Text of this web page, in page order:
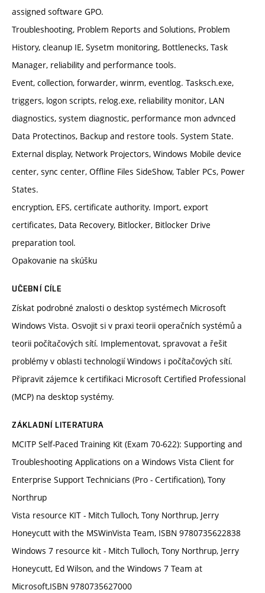
assigned software GPO.
Troubleshooting, Problem Reports and Solutions, Problem
History, cleanup IE, Sysetm monitoring, Bottlenecks, Task
Manager, reliability and performance tools.
Event, collection, forwarder, winrm, eventlog. Tasksch.exe,
triggers, logon scripts, relog.exe, reliability monitor, LAN
diagnostics, system diagnostic, performance mon advnced
Data Protectinos, Backup and restore tools. System State.
External display, Network Projectors, Windows Mobile device
center, sync center, Offline Files SideShow, Tabler PCs, Power
States.
encryption, EFS, certificate authority. Import, export
certificates, Data Recovery, Bitlocker, Bitlocker Drive
preparation tool.
Opakovanie na skúšku
UČEBNÍ CÍLE
Získat podrobné znalosti o desktop systémech Microsoft
Windows Vista. Osvojit si v praxi teorii operačních systémů a
teorii počítačových sítí. Implementovat, spravovat a řešit
problémy v oblasti technologií Windows i počítačových sítí.
Připravit zájemce k certifikaci Microsoft Certified Professional
(MCP) na desktop systémy.
ZÁKLADNÍ LITERATURA
MCITP Self-Paced Training Kit (Exam 70-622): Supporting and
Troubleshooting Applications on a Windows Vista Client for
Enterprise Support Technicians (Pro - Certification), Tony
Northrup
Vista resource KIT - Mitch Tulloch, Tony Northrup, Jerry
Honeycutt with the MSWinVista Team, ISBN 9780735622838
Windows 7 resource kit - Mitch Tulloch, Tony Northrup, Jerry
Honeycutt, Ed Wilson, and the Windows 7 Team at
Microsoft,ISBN 9780735627000